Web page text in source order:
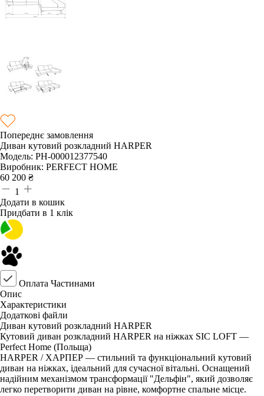
Попереднє замовлення
Диван кутовий розкладний HARPER
Модель: PH-000012377540
Виробник: PERFECT HOME
60 200 ₴
1
Додати в кошик
Придбати в 1 клік
Оплата Частинами
Опис
Характеристики
Додаткові файли
Диван кутовий розкладний HARPER
Кутовий диван розкладний HARPER на ніжках SIC LOFT —
Perfect Home (Польща)
HARPER / ХАРПЕР — стильний та функціональний кутовий
диван на ніжках, ідеальний для сучасної вітальні. Оснащений
надійним механізмом трансформації "Дельфін", який дозволяє
легко перетворити диван на рівне, комфортне спальне місце.